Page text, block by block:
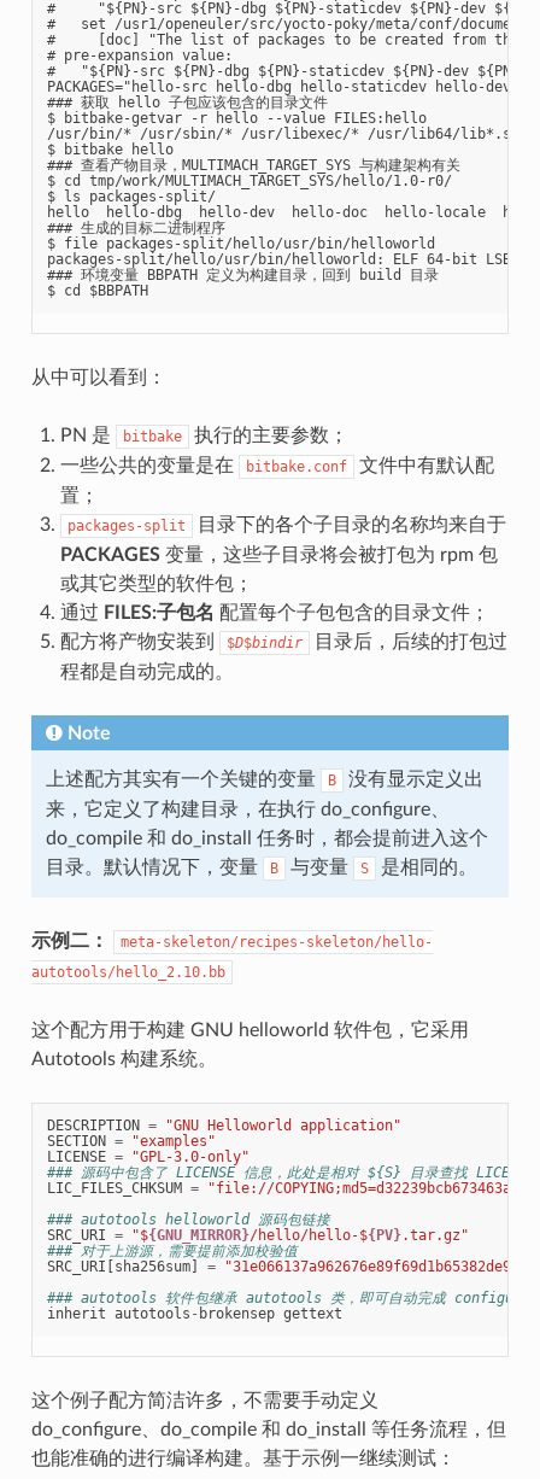
#     "${PN}-src ${PN}-dbg ${PN}-staticdev ${PN}-dev ${PN}-
#   set /usr1/openeuler/src/yocto-poky/meta/conf/
#     [doc] "The list of packages to be created from the
# pre-expansion value:
#   "${PN}-src ${PN}-dbg ${PN}-staticdev ${PN}-dev ${PN}-doc
PACKAGES="hello-src hello-dbg hello-staticdev hello-
### 获取 hello 子包应该包含的目录文件
$ bitbake-getvar -r hello --value FILES:hello
/usr/bin/* /usr/sbin/* /usr/libexec/* /usr/lib64/
$ bitbake hello
### 查看产物目录，MULTIMACH_TARGET_SYS 与构建架构有关
$ cd tmp/work/MULTIMACH_TARGET_SYS/hello/1.0-r0/
$ ls packages-split/
hello  hello-dbg  hello-dev  hello-doc  hello-locale
### 生成的目标二进制程序
$ file packages-split/hello/usr/bin/helloworld
packages-split/hello/usr/bin/helloworld: ELF 64-bit LSB pie
### 环境变量 BBPATH 定义为构建目录，回到 build 目录
$ cd $BBPATH
从中可以看到：
PN 是 bitbake
执行的主要参数；
一些公共的变量是在
bitbake.conf
文件中有默认配
置；
packages-split
目录下的各个子目录的名称均来自于
PACKAGES变量，这些子目录将会被打包为 rpm 包
或其它类型的软件包；
通过 FILES:子包名 配置每个子包包含的目录文件；
配方将产物安装到
$D$bindir
目录后，后续的打包过
程都是自动完成的。
Note
上述配方其实有一个关键的变量 B
没有显示定义出
来，它定义了构建目录，在执行 do_configure、
do_compile 和 do_install 任务时，都会提前进入这个
目录。默认情况下，变量
B 与变量 S 是相同的。
示例二：
meta-skeleton/recipes-skeleton/hello-
autotools/hello_2.10.bb
这个配方用于构建 GNU helloworld 软件包，它采用
Autotools 构建系统。
DESCRIPTION =
"GNU Helloworld application"
SECTION =
"examples"
LICENSE =
"GPL-3.0-only"
### 源码中包含了 LICENSE 信息，此处是相对 ${S} 目录查找
LIC_FILES_CHKSUM =
"file://
### autotools helloworld 源码包链接
SRC_URI = "${GNU_MIRROR}/hello/hello-${PV}.tar.gz"
### 对于上游源，需要提前添加校验值
SRC_URI [sha256sum] =
### autotools 软件包继承 autotools 类，即可自动完成
inherit autotools - brokensep gettext
这个例子配方简洁许多，不需要手动定义
do_configure、do_compile 和 do_install 等任务流程，但
也能准确的进行编译构建。基于示例一继续测试：